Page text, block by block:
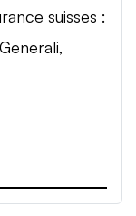
suisses :